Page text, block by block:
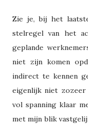
Zie je, bij het
stelregel van het
geplande
niet zijn komen
indirect te kennen
eigenlijk niet
vol spanning klaar
met mijn blik